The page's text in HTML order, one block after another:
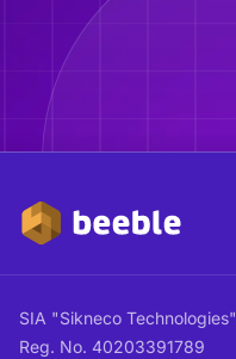
SIA "Sikneco Technologies"
Reg. No. 40203391789